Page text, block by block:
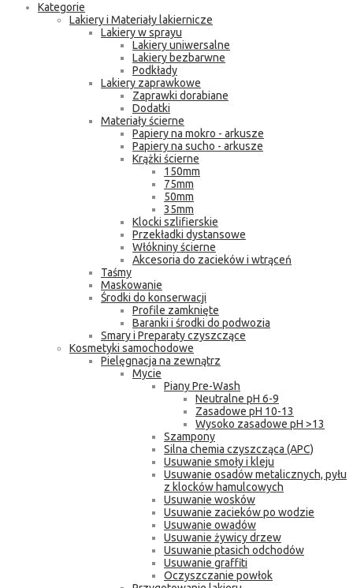
Kategorie
Lakiery i Materiały lakiernicze
Lakiery w sprayu
Lakiery uniwersalne
Lakiery bezbarwne
Podkłady
Lakiery zaprawkowe
Zaprawki dorabiane
Dodatki
Materiały ścierne
Papiery na mokro - arkusze
Papiery na sucho - arkusze
Krążki ścierne
150mm
75mm
50mm
35mm
Klocki szlifierskie
Przekładki dystansowe
Włókniny ścierne
Akcesoria do zacieków i wtrąceń
Taśmy
Maskowanie
Środki do konserwacji
Profile zamknięte
Baranki i środki do podwozia
Smary i Preparaty czyszczące
Kosmetyki samochodowe
Pielęgnacja na zewnątrz
Mycie
Piany Pre-Wash
Neutralne pH 6-9
Zasadowe pH 10-13
Wysoko zasadowe pH >13
Szampony
Silna chemia czyszcząca (APC)
Usuwanie smoły i kleju
Usuwanie osadów metalicznych, pyłu
z klocków hamulcowych
Usuwanie wosków
Usuwanie zacieków po wodzie
Usuwanie owadów
Usuwanie żywicy drzew
Usuwanie ptasich odchodów
Usuwanie graffiti
Oczyszczanie powłok